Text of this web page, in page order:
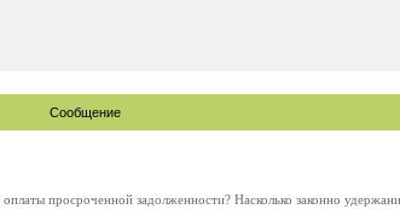
Сообщение
просроченной задолженности? Насколько законно